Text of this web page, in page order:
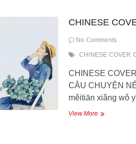
không?
CHINESE
No Comments
CHINESE COVER
CHINESE
CÂU CHUYỆN
měitiān xiǎng wǒ
View MoreCHINESE